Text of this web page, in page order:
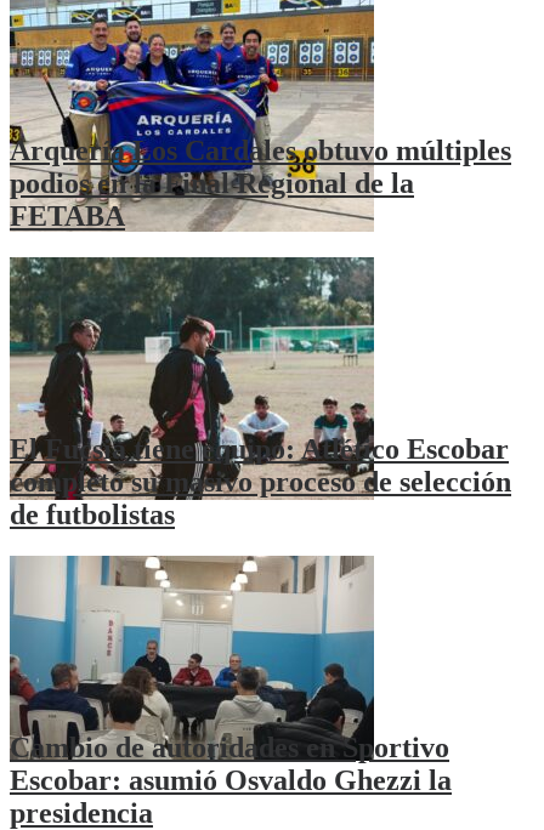
Arquería Los Cardales obtuvo múltiples
podios en la Final Regional de la
FETABA
El Fucsia tiene equipo: Atlético Escobar
completó su masivo proceso de selección
de futbolistas
Cambio de autoridades en Sportivo
Escobar: asumió Osvaldo Ghezzi la
presidencia